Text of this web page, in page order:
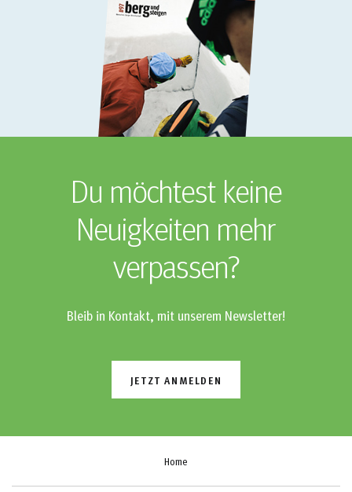
Du möchtest keine
Neuigkeiten mehr
verpassen?
Bleib in Kontakt, mit unserem Newsletter!
JETZT ANMELDEN
Home